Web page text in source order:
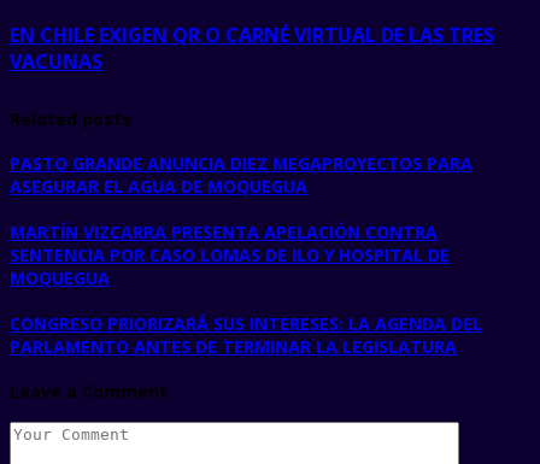
EN CHILE EXIGEN QR O CARNÉ VIRTUAL DE LAS TRES
VACUNAS
Related posts
PASTO GRANDE ANUNCIA DIEZ MEGAPROYECTOS PARA
ASEGURAR EL AGUA DE MOQUEGUA
MARTÍN VIZCARRA PRESENTA APELACIÓN CONTRA
SENTENCIA POR CASO LOMAS DE ILO Y HOSPITAL DE
MOQUEGUA
CONGRESO PRIORIZARÁ SUS INTERESES: LA AGENDA DEL
PARLAMENTO ANTES DE TERMINAR LA LEGISLATURA
Leave a Comment